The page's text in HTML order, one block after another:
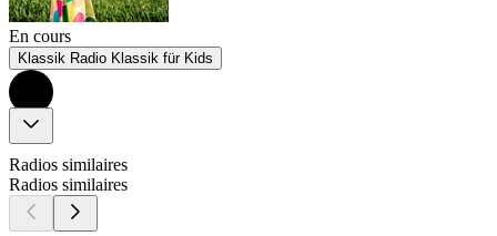
En cours
Klassik Radio Klassik für Kids
Radios similaires
Radios similaires